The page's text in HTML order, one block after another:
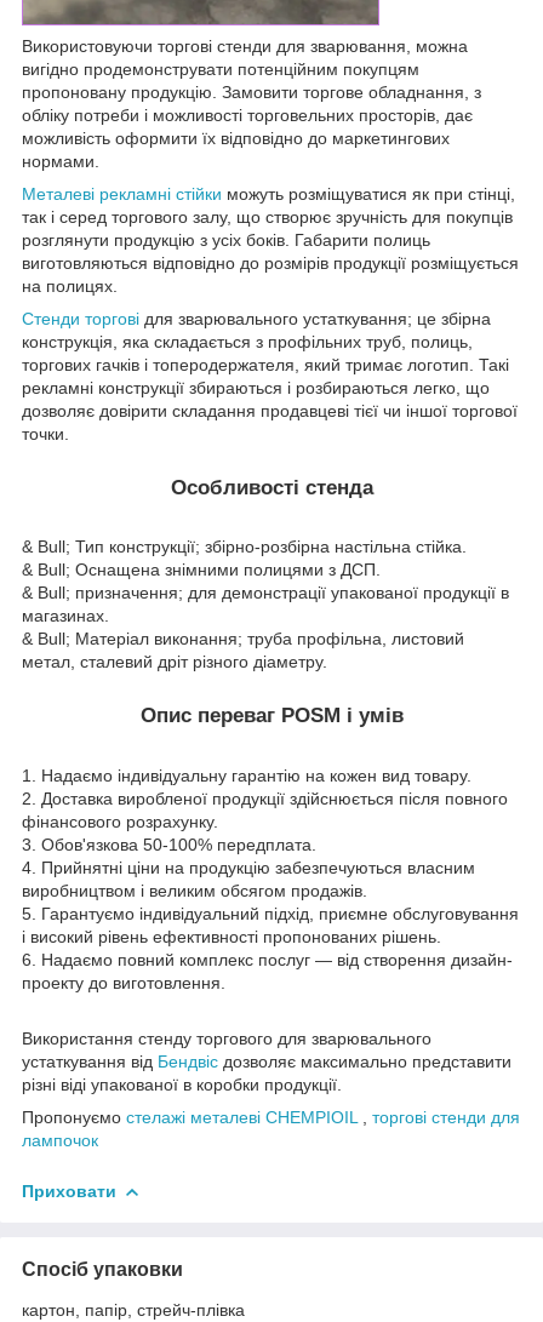
Використовуючи торгові стенди для зварювання, можна
вигідно продемонструвати потенційним покупцям
пропоновану продукцію. Замовити торгове обладнання, з
обліку потреби і можливості торговельних просторів, дає
можливість оформити їх відповідно до маркетингових
нормами.
Металеві рекламні стійки можуть розміщуватися як при стінці,
так і серед торгового залу, що створює зручність для покупців
розглянути продукцію з усіх боків. Габарити полиць
виготовляються відповідно до розмірів продукції розміщується
на полицях.
Стенди торгові для зварювального устаткування; це збірна
конструкція, яка складається з профільних труб, полиць,
торгових гачків і топеродержателя, який тримає логотип. Такі
рекламні конструкції збираються і розбираються легко, що
дозволяє довірити складання продавцеві тієї чи іншої торгової
точки.
Особливості стенда
& Bull; Тип конструкції; збірно-розбірна настільна стійка.
& Bull; Оснащена знімними полицями з ДСП.
& Bull; призначення; для демонстрації упакованої продукції в
магазинах.
& Bull; Матеріал виконання; труба профільна, листовий
метал, сталевий дріт різного діаметру.
Опис переваг POSM і умів
1. Надаємо індивідуальну гарантію на кожен вид товару.
2. Доставка виробленої продукції здійснюється після повного
фінансового розрахунку.
3. Обов'язкова 50-100% передплата.
4. Прийнятні ціни на продукцію забезпечуються власним
виробництвом і великим обсягом продажів.
5. Гарантуємо індивідуальний підхід, приємне обслуговування
і високий рівень ефективності пропонованих рішень.
6. Надаємо повний комплекс послуг — від створення дизайн-
проекту до виготовлення.
Використання стенду торгового для зварювального
устаткування від Бендвіс дозволяє максимально представити
різні віді упакованої в коробки продукції.
Пропонуємо стелажі металеві CHEMPIOIL
торгові стенди для
лампочок
Приховати
Спосіб упаковки
картон, папір, стрейч-плівка